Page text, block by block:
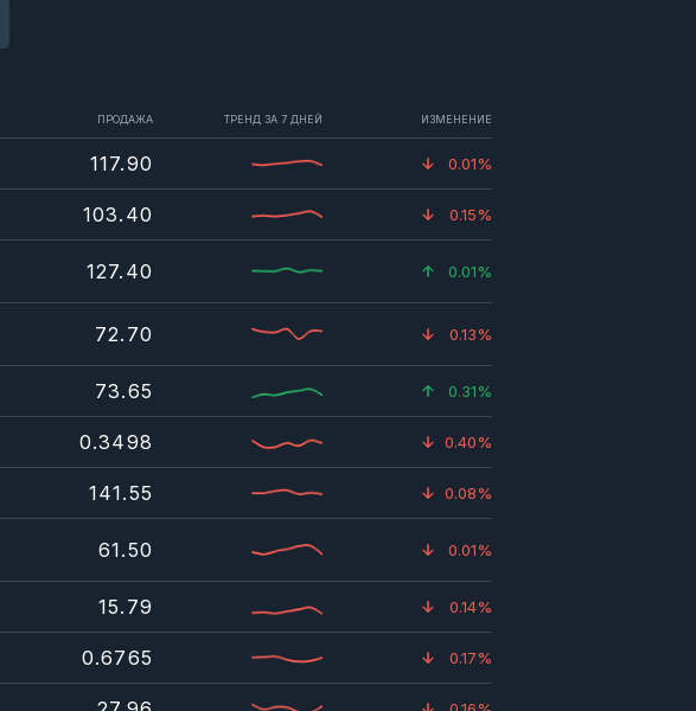
ПРОДАЖА ТРЕНД ЗА 7 ДНЕЙ ИЗМЕНЕНИЕ
117.90 0.01%
103.40 0.15%
127.40 0.01%
72.70 0.13%
73.65 0.31%
0.3498 0.40%
141.55 0.08%
61.50 0.01%
15.79 0.14%
0.6765 0.17%